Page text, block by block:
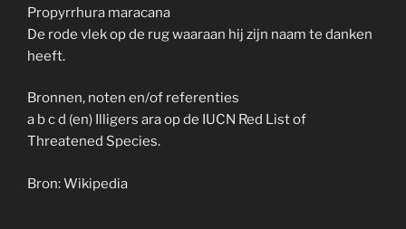
Propyrrhura maracana
De rode vlek op de rug waaraan hij zijn naam te danken
heeft.
Bronnen, noten en/of referenties
a b c d (en) Illigers ara op de IUCN Red List of
Threatened Species.
Bron: Wikipedia